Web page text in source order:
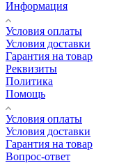
Информация
Условия оплаты
Условия доставки
Гарантия на товар
Реквизиты
Политика
Помощь
Условия оплаты
Условия доставки
Гарантия на товар
Вопрос-ответ